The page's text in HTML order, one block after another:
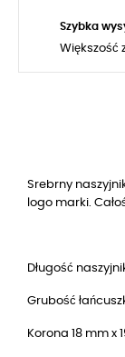
Szybka
Większość
Srebrny
logo marki.
Długość
Grubość
Korona 18 mm x